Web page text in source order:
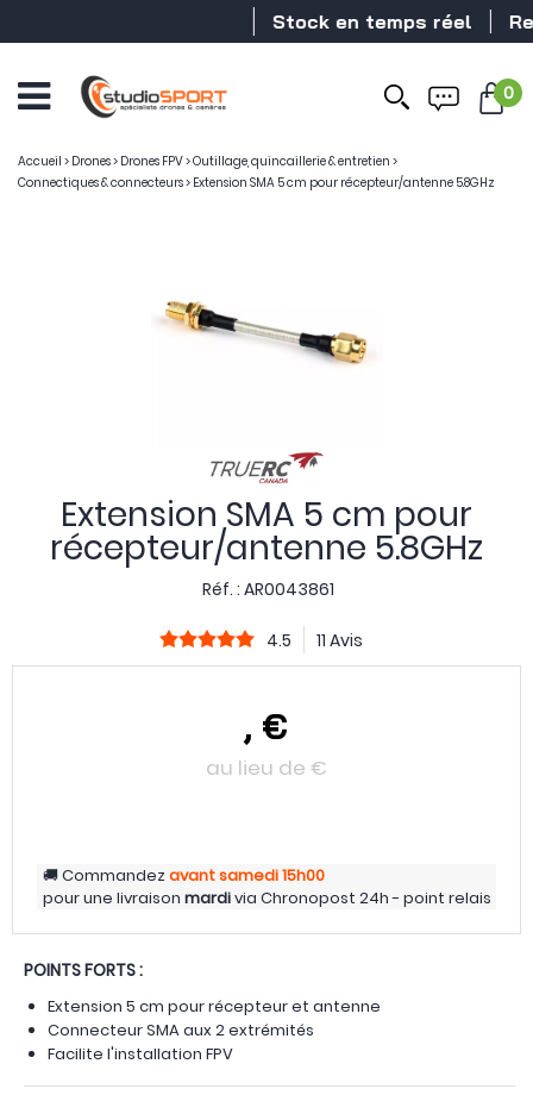
Stock en temps réel
0
Accueil > Drones> Drones FPV>Outillage, quincaillerie & entretien >
Connectiques & connecteurs> Extension SMA 5 cm pour récepteur/antenne 5.8GHz
Extension SMA 5 cm pour
récepteur/antenne 5.8GHz
Réf. : AR0043861
4.5 11 Avis
, €
au lieu de €
Commandezavant samedi15h00
pour une livraison mardivia Chronopost 24h - point relais
POINTS FORTS :
Extension 5 cm pour récepteur et antenne
Connecteur SMA aux 2 extrémités
Facilite l'installation FPV